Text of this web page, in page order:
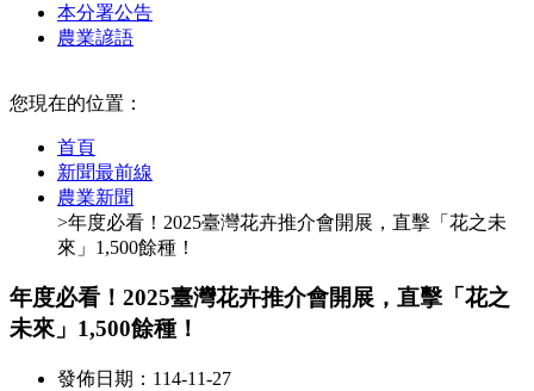
本分署公告
農業諺語
您現在的位置：
首頁
新聞最前線
農業新聞
>年度必看！2025臺灣花卉推介會開展，直擊「花之未
來」1,500餘種！
年度必看！2025臺灣花卉推介會開展，直擊「花之
未來」1,500餘種！
發佈日期：114-11-27